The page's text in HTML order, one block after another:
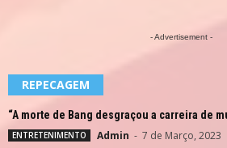
- Advertisement -
REPECAGEM
“A morte de Bang desgraçou a carreira de
ENTRETENIMENTO Admin - 7 de Março, 2023